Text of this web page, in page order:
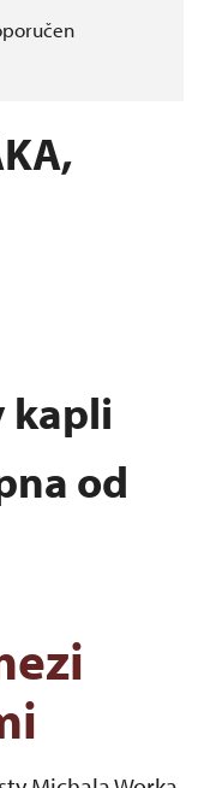
kapli
od